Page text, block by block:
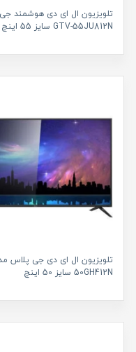
تلویزیون ال ای دی هوشمند
GTV-55JU812N سایز 55 اینچ
50GH412N سایز 50 اینچ